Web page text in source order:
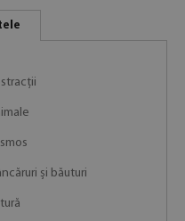
și băuturi